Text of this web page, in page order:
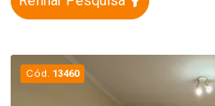
Cód. 13460